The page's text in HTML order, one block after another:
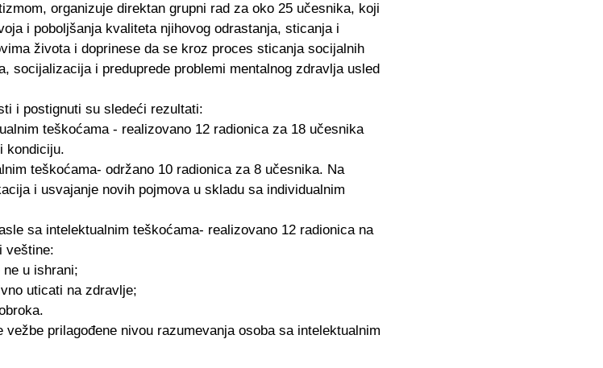
organizuje direktan grupni rad za oko 25 učesnika, koji
i poboljšanja kvaliteta njihovog odrastanja, sticanja i
života i doprinese da se kroz proces sticanja socijalnih
socijalizacija i preduprede problemi mentalnog zdravlja usled
i postignuti su sledeći rezultati:
teškoćama- realizovano 12 radionica za 18 učesnika
kondiciju.
teškoćama- održano 10 radionica za 8 učesnika. Na
i usvajanje novih pojmova u skladu sa individualnim
sa intelektualnim teškoćama- realizovano 12 radionica na
veštine:
u ishrani;
uticati na zdravlje;
prilagođene nivou razumevanja osoba sa intelektualnim